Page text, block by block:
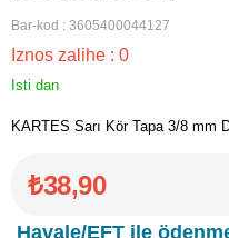
Bar-kod : 3605400044127
Iznos zalihe : 0
Isti dan
KARTES Sarı Kör Tapa 3/8 mm
₺38,90
Havale/EFT ile